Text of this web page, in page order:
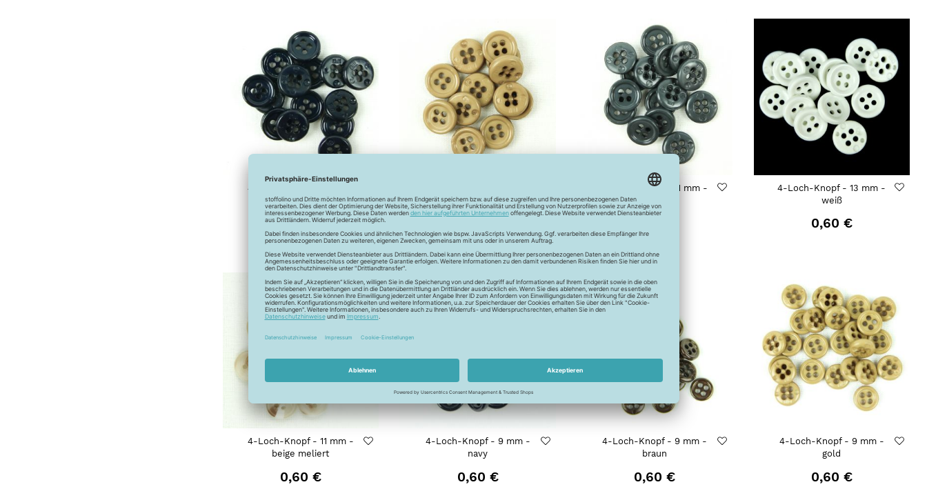
4-Loch-Knopf - 11 mm -
navy
0,60 €
gold
4-Loch-Knopf - 11 mm -
anthrazit
4-Loch-Knopf - 13 mm -
weiß
0,60 €
4-Loch-Knopf - 11 mm -
beige meliert
0,60 €
4-Loch-Knopf - 9 mm -
navy
0,60 €
4-Loch-Knopf - 9 mm -
braun
0,60 €
4-Loch-Knopf - 9 mm -
gold
0,60 €